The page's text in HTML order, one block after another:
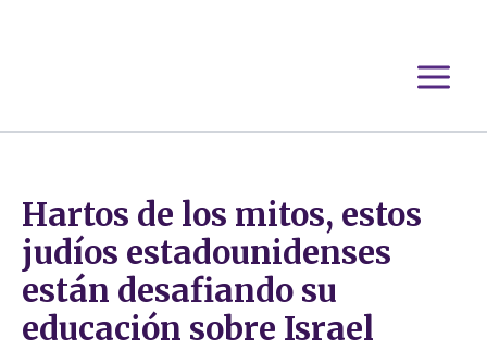
Hartos de los mitos, estos
judíos estadounidenses
están desafiando su
educación sobre Israel